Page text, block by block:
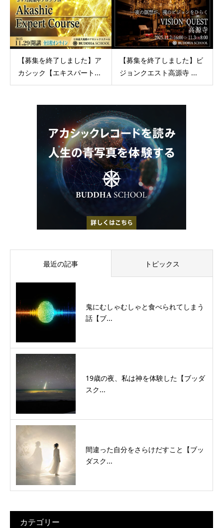
【募集を終了しました】ア
カシック【エキスパート...
【募集を終了しました】ビ
ジョンクエスト高源寺 ...
最近の記事 トピックス
鬼にむしゃむしゃと食べられてしまう
話【ブ...
19歳の夜、私は神を体験した【ブッダ
スク...
間違った自分をさらけだすこと【ブッ
ダスク...
カテゴリー